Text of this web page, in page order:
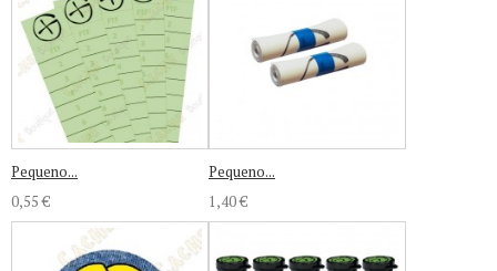
Pequeno...
0,55 €
Pequeno...
1,40 €